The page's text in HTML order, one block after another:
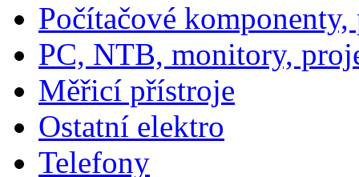
Počítačové
PC, NTB, monitory,
Měřicí přístroje
Ostatní elektro
Telefony